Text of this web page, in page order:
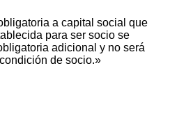
a capital social que
para ser socio se
adicional y no será
de socio.»